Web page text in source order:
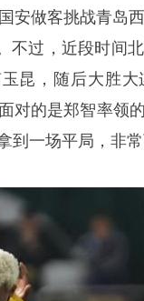
安做客挑战青岛
不过，近段时间
昆，随后大胜
对的是郑智率领
到一场平局，非常